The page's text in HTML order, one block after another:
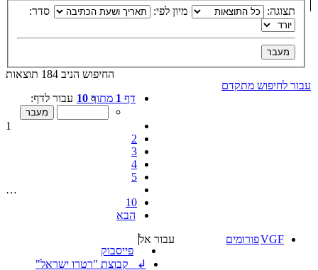
תצוגה:
מיון לפי: סדר:
החיפוש הניב 184 תוצאות
דף 1 מתוך 10 עבור לדף:
1
2
3
4
5
…
10
הבא
עבור לחיפוש מתקדם
עבור אל
פייסבוק
↲ קבוצת "רטרו ישראל"
VGFפורומים